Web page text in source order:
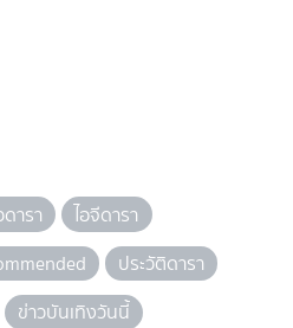
ารา
ไอจีดารา
ประวัติดารา
ข่าวบันเทิงวันนี้